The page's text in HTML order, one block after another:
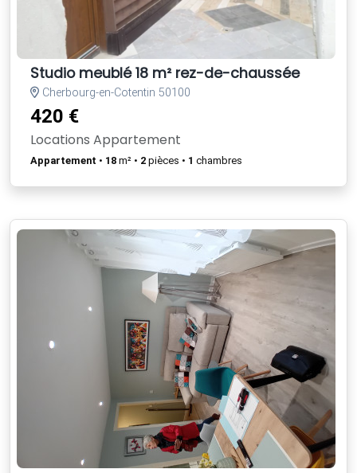
Studio meublé 18 m² rez-de-chaussée
Cherbourg-en-Cotentin 50100
420 €
Locations Appartement
Appartement • 18 m² • 2 pièces • 1 chambres